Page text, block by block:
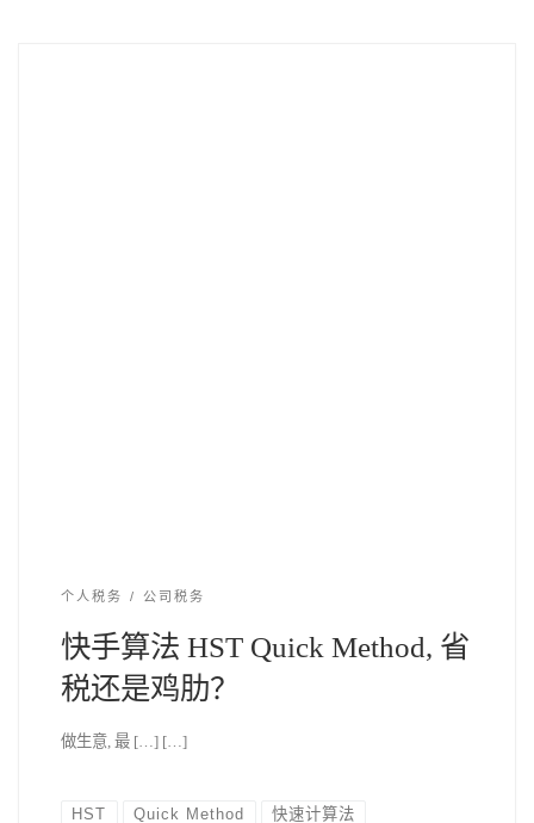
个人税务 公司税务
快手算法 HST Quick Method, 省
税还是鸡肋？
做生意, 最 […] […]
HST Quick Method 快速计算法